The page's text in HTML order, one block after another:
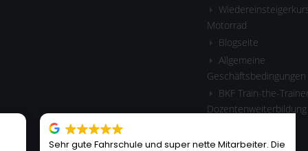
Motorrad
Blogseite
Allgemeine
Geschäftsbedingungen
BKF Train-the-
Dozentenweiterbildung
Sehr gute Fahrschule und super nette Mitarbeiter. Die